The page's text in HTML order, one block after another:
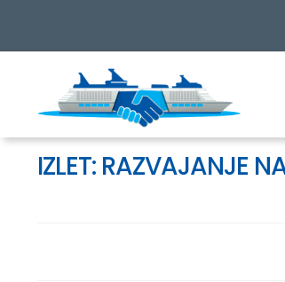
Skip
navigation
Skip
content
IZLET: RAZVAJANJE